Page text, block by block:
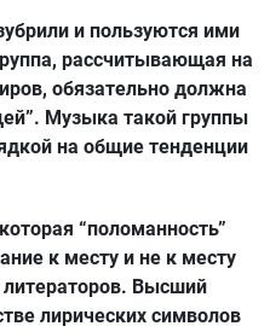
и пользуются ими
рассчитывающая на
обязательно должна
Музыка такой группы
на общие тенденции
“поломанность”
к месту и не к месту
Высший
лирических символов